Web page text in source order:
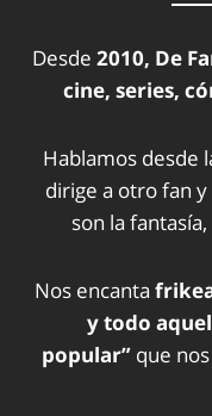
Desde 2010, De
cine, series,
Hablamos desde
dirige a otro fan
son la
Nos encanta
y todo
popular” que